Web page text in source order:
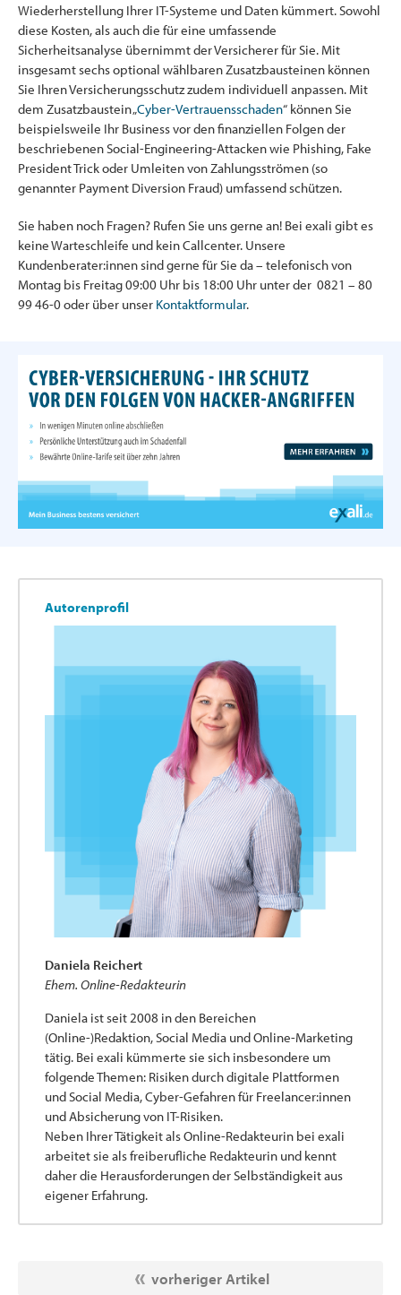
Wiederherstellung Ihrer IT-Systeme und Daten kümmert. Sowohl
diese Kosten, als auch die für eine umfassende
Sicherheitsanalyse übernimmt der Versicherer für Sie. Mit
insgesamt sechs optional wählbaren Zusatzbausteinen können
Sie Ihren Versicherungsschutz zudem individuell anpassen. Mit
dem Zusatzbaustein „Cyber-Vertrauensschaden“ können Sie
beispielsweile Ihr Business vor den finanziellen Folgen der
beschriebenen Social-Engineering-Attacken wie Phishing, Fake
President Trick oder Umleiten von Zahlungsströmen (so
genannter Payment Diversion Fraud) umfassend schützen.
Sie haben noch Fragen? Rufen Sie uns gerne an! Bei exali gibt es
keine Warteschleife und kein Callcenter. Unsere
Kundenberater:innen sind gerne für Sie da – telefonisch von
Montag bis Freitag 09:00 Uhr bis 18:00 Uhr unter der 0821 – 80
99 46-0 oder über unser Kontaktformular.
Autorenprofil
Daniela Reichert
Ehem. Online-Redakteurin
Daniela ist seit 2008 in den Bereichen
(Online-)Redaktion, Social Media und Online-Marketing
tätig. Bei exali kümmerte sie sich insbesondere um
folgende Themen: Risiken durch digitale Plattformen
und Social Media, Cyber-Gefahren für Freelancer:innen
und Absicherung von IT-Risiken.
Neben Ihrer Tätigkeit als Online-Redakteurin bei exali
arbeitet sie als freiberufliche Redakteurin und kennt
daher die Herausforderungen der Selbständigkeit aus
eigener Erfahrung.
vorheriger Artikel